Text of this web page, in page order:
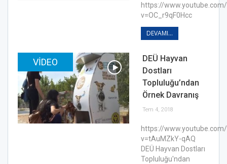
https://
v=OC_r9qF0Hcc
DEVAMI...
VIDEO
DEÜ Hayvan
Dostları
Topluluğu’ndan
Örnek Davranış
Tem 4, 2018
https://
v=tAuMZkY-qAQ
DEÜ Hayvan Dostları
Topluluğu'ndan